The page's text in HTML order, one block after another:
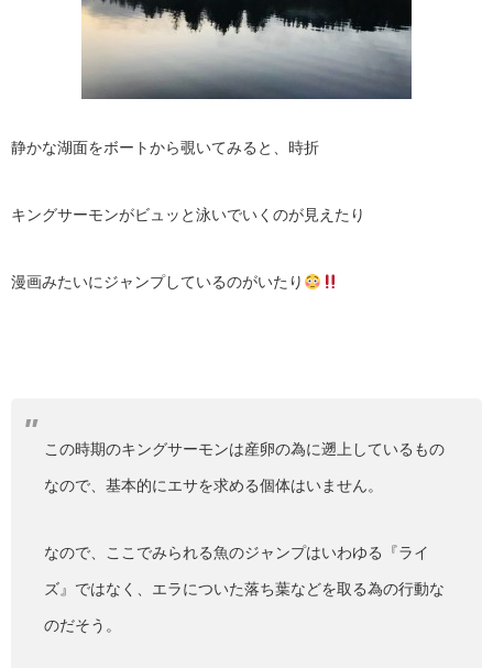
静かな湖面をボートから覗いてみると、時折
キングサーモンがビュッと泳いでいくのが見えたり
漫画みたいにジャンプしているのがいたり
この時期のキングサーモンは産卵の為に遡上しているもの
なので、基本的にエサを求める個体はいません。
なので、ここでみられる魚のジャンプはいわゆる『ライ
ズ』ではなく、エラについた落ち葉などを取る為の行動な
のだそう。